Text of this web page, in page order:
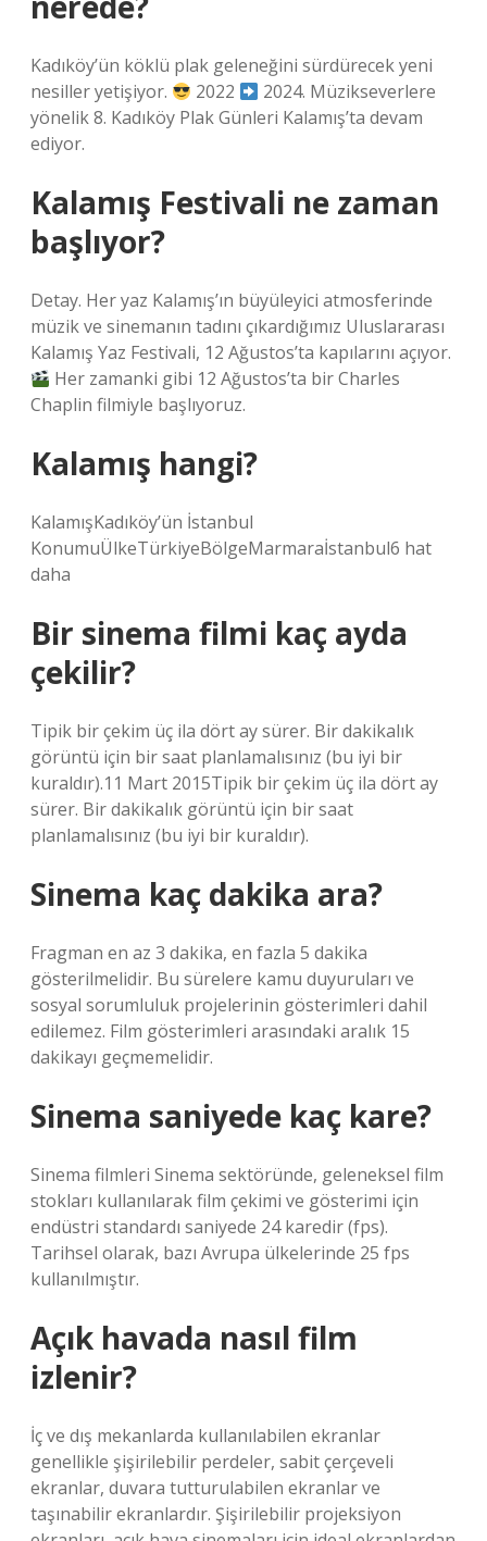
Kadıköy’ün köklü plak geleneğini sürdürecek yeni
nesiller yetişiyor.
2022
2024. Müzikseverlere
yönelik 8. Kadıköy Plak Günleri Kalamış’ta devam
ediyor.
Kalamış Festivali ne zaman
başlıyor?
Detay. Her yaz Kalamış’ın büyüleyici atmosferinde
müzik ve sinemanın tadını çıkardığımız Uluslararası
Kalamış Yaz Festivali, 12 Ağustos’ta kapılarını açıyor.
Her zamanki gibi 12 Ağustos’ta bir Charles
Chaplin filmiyle başlıyoruz.
Kalamış hangi?
KalamışKadıköy’ün İstanbul
KonumuÜlkeTürkiyeBölgeMarmaraİstanbul6 hat
daha
Bir sinema filmi kaç ayda
çekilir?
Tipik bir çekim üç ila dört ay sürer. Bir dakikalık
görüntü için bir saat planlamalısınız (bu iyi bir
kuraldır).11 Mart 2015Tipik bir çekim üç ila dört ay
sürer. Bir dakikalık görüntü için bir saat
planlamalısınız (bu iyi bir kuraldır).
Sinema kaç dakika ara?
Fragman en az 3 dakika, en fazla 5 dakika
gösterilmelidir. Bu sürelere kamu duyuruları ve
sosyal sorumluluk projelerinin gösterimleri dahil
edilemez. Film gösterimleri arasındaki aralık 15
dakikayı geçmemelidir.
Sinema saniyede kaç kare?
Sinema filmleri Sinema sektöründe, geleneksel film
stokları kullanılarak film çekimi ve gösterimi için
endüstri standardı saniyede 24 karedir (fps).
Tarihsel olarak, bazı Avrupa ülkelerinde 25 fps
kullanılmıştır.
Açık havada nasıl film
izlenir?
İç ve dış mekanlarda kullanılabilen ekranlar
genellikle şişirilebilir perdeler, sabit çerçeveli
ekranlar, duvara tutturulabilen ekranlar ve
taşınabilir ekranlardır. Şişirilebilir projeksiyon